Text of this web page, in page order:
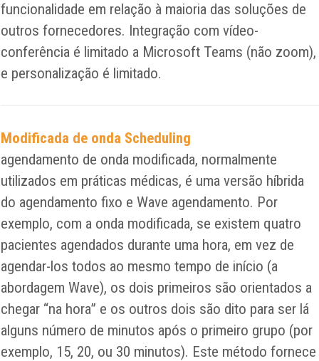
funcionalidade em relação à maioria das soluções de
outros fornecedores. Integração com vídeo-
conferência é limitado a Microsoft Teams (não zoom),
e personalização é limitado.
Modificada de onda Scheduling
agendamento de onda modificada, normalmente
utilizados em práticas médicas, é uma versão híbrida
do agendamento fixo e Wave agendamento. Por
exemplo, com a onda modificada, se existem quatro
pacientes agendados durante uma hora, em vez de
agendar-los todos ao mesmo tempo de início (a
abordagem Wave), os dois primeiros são orientados a
chegar “na hora” e os outros dois são dito para ser lá
alguns número de minutos após o primeiro grupo (por
exemplo, 15, 20, ou 30 minutos). Este método fornece